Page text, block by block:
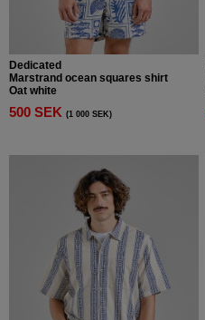
Dedicated
Marstrand ocean squares shirt
Oat white
500 SEK (1 000 SEK)